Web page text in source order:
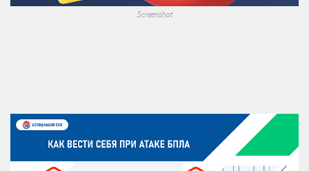
Screenshot